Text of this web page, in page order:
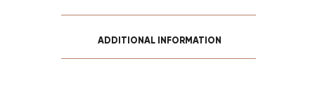
ADDITIONAL INFORMATION